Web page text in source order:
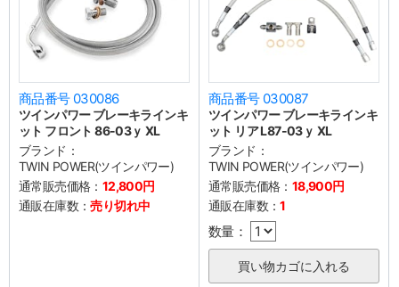
商品番号 030086
ツインパワー ブレーキラインキ
ット フロント 86-03ｙ XL
ブランド：
TWIN POWER(ツインパワー)
通常販売価格： 12,800円
通販在庫数：売り切れ中
商品番号 030087
ツインパワー ブレーキラインキ
ット リア L87-03ｙ XL
ブランド：
TWIN POWER(ツインパワー)
通常販売価格： 18,900円
通販在庫数：1
数量：